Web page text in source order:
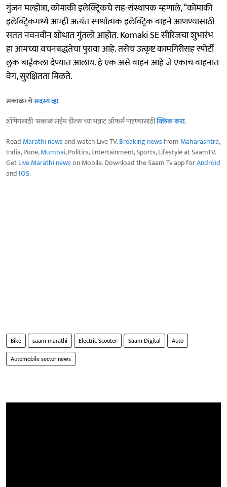
गुंजन मल्होत्रा, कोमाकी इलेक्ट्रिकचे सह-संस्थापक म्हणाले, “कोमाकी
इलेक्ट्रिकमध्ये आम्ही अत्यंत स्पर्धात्मक इलेक्ट्रिक वाहने आणण्यासाठी
सतत नवनवीन शोधात गुंतलो आहोत. Komaki SE सीरिजचा शुभारंभ
हा आमच्या वचनबद्धतेचा पुरावा आहे. तसेच उत्कृष्ट कामगिरीसह स्पोर्टी
लुक बाईकला देण्यात आलाय. हे एक असे वाहन आहे जे एकाच वाहनात
वेग, सुरक्षितता मिळते.
सकाळ+चेसदस्य व्हा
शॉपिंगसाठी 'सकाळ प्राईम डील्स'च्या भन्नाट ऑफर्स पाहण्यासाठीक्लिक करा.
Read Marathi newsand watch Live TV.Breaking newsfrom Maharashtra,
India, Pune,Mumbai, Politics, Entertainment, Sports, Lifestyle at SaamTV.
GetLive Marathi newson Mobile. Download the Saam Tv app forAndroid
and IOS.
Bike saam marathi Electric Scooter Saam Digital
Auto
Automobile sector news